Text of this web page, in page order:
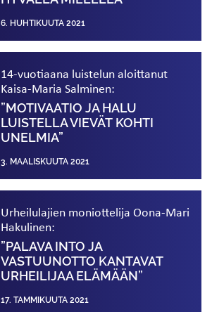
6. HUHTIKUUTA 2021
14-vuotiaana luistelun aloittanut
Kaisa-Maria Salminen:
”MOTIVAATIO JA HALU
LUISTELLA VIEVÄT KOHTI
UNELMIA”
3. MAALISKUUTA 2021
Urheilulajien moniottelija Oona-Mari
Hakulinen:
”PALAVA INTO JA
VASTUUNOTTO KANTAVAT
URHEILIJAA ELÄMÄÄN”
17. TAMMIKUUTA 2021